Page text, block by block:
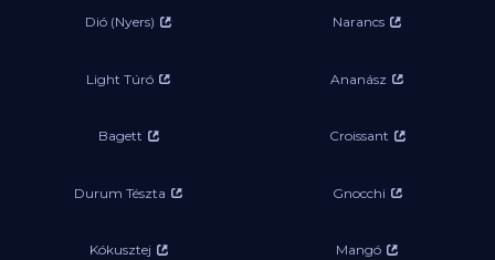
Dió (Nyers) Narancs
Light Túró Ananász
Bagett Croissant
Durum Tészta Gnocchi
Kókusztej Mangó